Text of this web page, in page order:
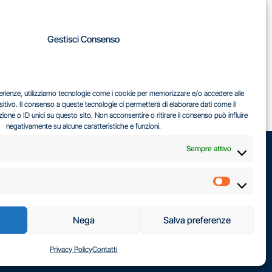
Gestisci Consenso
utilizziamo tecnologie come i cookie per memorizzare e/o accedere alle
Il consenso a queste tecnologie ci permetterà di elaborare dati come il
o ID unici su questo sito. Non acconsentire o ritirare il consenso può influire
negativamente su alcune caratteristiche e funzioni.
Sempre attivo
Nega Salva preferenze
Privacy PolicyContatti